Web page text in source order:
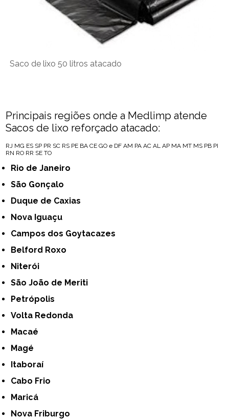
Saco de lixo 50 litros atacado
Principais regiões onde a Medlimp atende
Sacos de lixo reforçado atacado:
RJ MG ES SP PR SC RS PE BA CE GO e DF AM PA AC AL AP MA MT MS PB PI
RN RO RR SE TO
Rio de Janeiro
São Gonçalo
Duque de Caxias
Nova Iguaçu
Campos dos Goytacazes
Belford Roxo
Niterói
São João de Meriti
Petrópolis
Volta Redonda
Macaé
Magé
Itaboraí
Cabo Frio
Maricá
Nova Friburgo